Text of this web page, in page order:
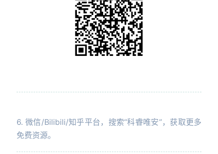
6. 微信/Bilibili/知乎平台，搜索“科睿唯安”，获取更多
免费资源。